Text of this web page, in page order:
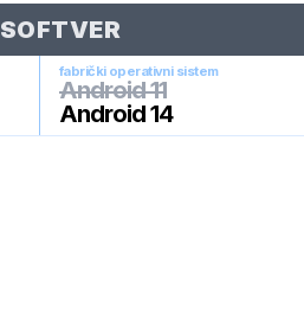
SOFTVER
fabrički operativni sistem
Android 11
Android 14